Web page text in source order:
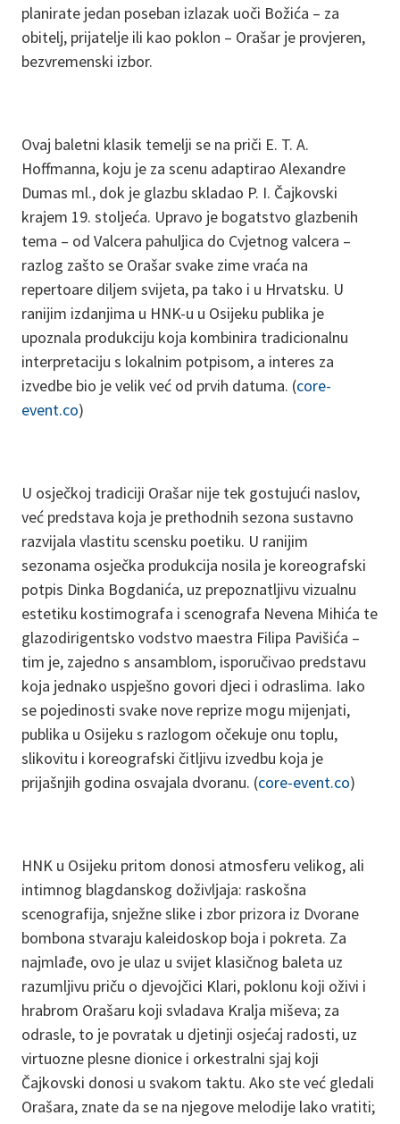
planirate jedan poseban izlazak uoči Božića – za
obitelj, prijatelje ili kao poklon – Orašar je provjeren,
bezvremenski izbor.
Ovaj baletni klasik temelji se na priči E. T. A.
Hoffmanna, koju je za scenu adaptirao Alexandre
Dumas ml., dok je glazbu skladao P. I. Čajkovski
krajem 19. stoljeća. Upravo je bogatstvo glazbenih
tema – od Valcera pahuljica do Cvjetnog valcera –
razlog zašto se Orašar svake zime vraća na
repertoare diljem svijeta, pa tako i u Hrvatsku. U
ranijim izdanjima u HNK-u u Osijeku publika je
upoznala produkciju koja kombinira tradicionalnu
interpretaciju s lokalnim potpisom, a interes za
izvedbe bio je velik već od prvih datuma. (core-
event.co)
U osječkoj tradiciji Orašar nije tek gostujući naslov,
već predstava koja je prethodnih sezona sustavno
razvijala vlastitu scensku poetiku. U ranijim
sezonama osječka produkcija nosila je koreografski
potpis Dinka Bogdanića, uz prepoznatljivu vizualnu
estetiku kostimografa i scenografa Nevena Mihića te
glazodirigentsko vodstvo maestra Filipa Pavišića –
tim je, zajedno s ansamblom, isporučivao predstavu
koja jednako uspješno govori djeci i odraslima. Iako
se pojedinosti svake nove reprize mogu mijenjati,
publika u Osijeku s razlogom očekuje onu toplu,
slikovitu i koreografski čitljivu izvedbu koja je
prijašnjih godina osvajala dvoranu. (core-event.co)
HNK u Osijeku pritom donosi atmosferu velikog, ali
intimnog blagdanskog doživljaja: raskošna
scenografija, snježne slike i zbor prizora iz Dvorane
bombona stvaraju kaleidoskop boja i pokreta. Za
najmlađe, ovo je ulaz u svijet klasičnog baleta uz
razumljivu priču o djevojčici Klari, poklonu koji oživi i
hrabrom Orašaru koji svladava Kralja miševa; za
odrasle, to je povratak u djetinji osjećaj radosti, uz
virtuozne plesne dionice i orkestralni sjaj koji
Čajkovski donosi u svakom taktu. Ako ste već gledali
Orašara, znate da se na njegove melodije lako vratiti;